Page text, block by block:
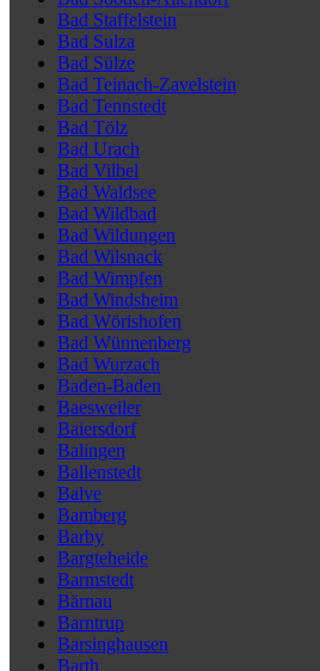
Bad Staffelstein
Bad Sulza
Bad Sülze
Bad Teinach-Zavelstein
Bad Tennstedt
Bad Tölz
Bad Urach
Bad Vilbel
Bad Waldsee
Bad Wildbad
Bad Wildungen
Bad Wilsnack
Bad Wimpfen
Bad Windsheim
Bad Wörishofen
Bad Wünnenberg
Bad Wurzach
Baden-Baden
Baesweiler
Baiersdorf
Balingen
Ballenstedt
Balve
Bamberg
Barby
Bargteheide
Barmstedt
Bärnau
Barntrup
Barsinghausen
Barth